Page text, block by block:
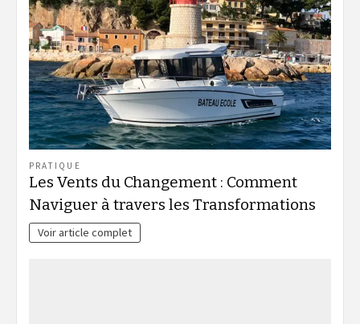
PRATIQUE
Les Vents du Changement : Comment
Naviguer à travers les Transformations
Voir article complet